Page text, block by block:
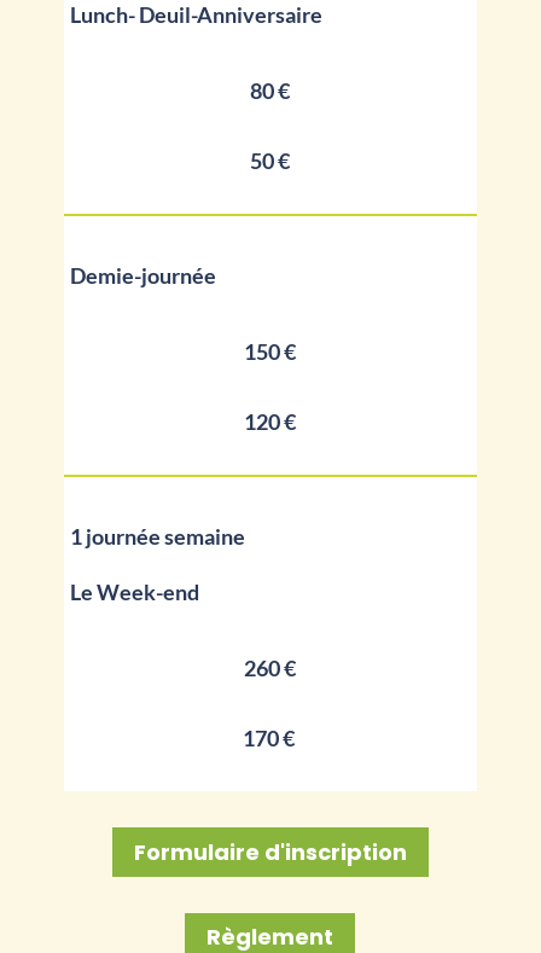
Lunch- Deuil-Anniversaire
80 €
50 €
Demie-journée
150 €
120 €
1 journée semaine
Le Week-end
260 €
170 €
Formulaire d'inscription
Règlement